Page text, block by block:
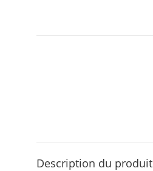
Description du produit